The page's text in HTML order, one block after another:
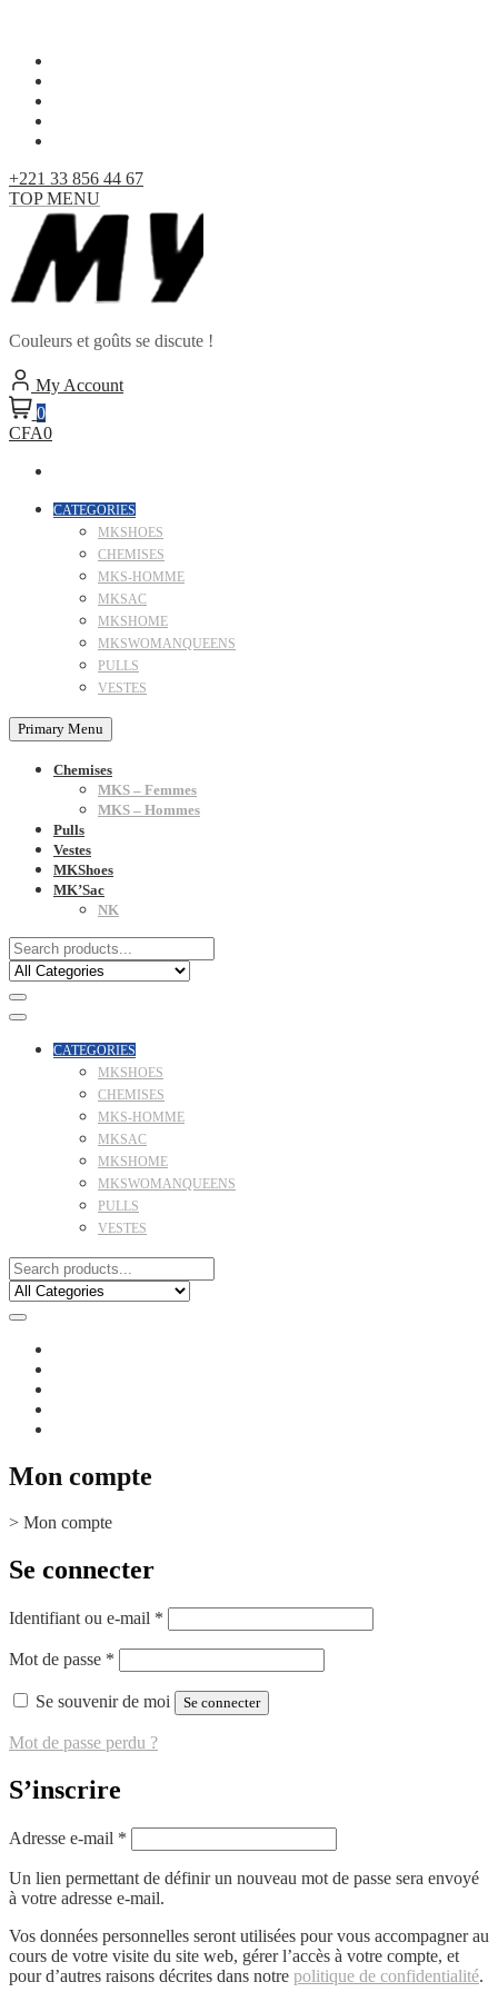
Skip
content
+221 33 856 44 67
TOP MENU
Couleurs et goûts se discute !
My Account
0
CFA0
CATEGORIES
MKSHOES
CHEMISES
MKS-HOMME
MKSAC
MKSHOME
MKSWOMANQUEENS
PULLS
VESTES
Primary Menu
Chemises
MKS – Femmes
MKS – Hommes
Pulls
Vestes
MKShoes
MK’Sac
NK
CATEGORIES
MKSHOES
CHEMISES
MKS-HOMME
MKSAC
MKSHOME
MKSWOMANQUEENS
PULLS
VESTES
Mon compte
> Mon compte
Se connecter
Identifiant ou e-mail *
Mot de passe *
Se souvenir de moi Se connecter
Mot de passe perdu ?
S’inscrire
Adresse e-mail *
Un lien permettant de définir un nouveau mot de passe sera envoyé
à votre adresse e-mail.
Vos données personnelles seront utilisées pour vous accompagner au
cours de votre visite du site web, gérer l’accès à votre compte, et
pour d’autres raisons décrites dans notre politique de confidentialité.